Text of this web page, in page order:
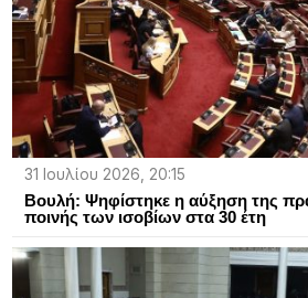
31 Ιουλίου 2026, 20:15
Βουλή: Ψηφίστηκε η αύξηση της
ποινής των ισοβίων στα 30 έτη